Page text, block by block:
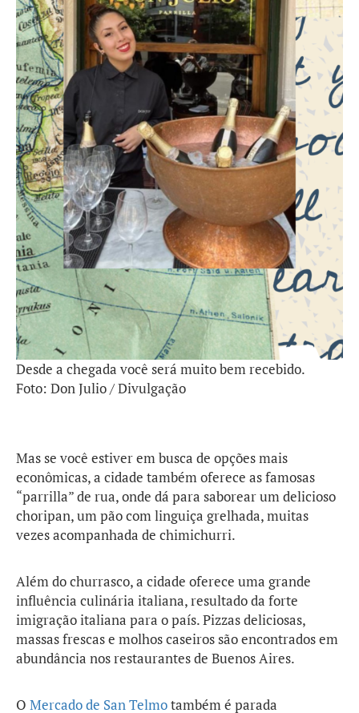
Desde a chegada você será muito bem recebido.
Foto: Don Julio / Divulgação
Mas se você estiver em busca de opções mais
econômicas, a cidade também oferece as famosas
“parrilla” de rua, onde dá para saborear um delicioso
choripan, um pão com linguiça grelhada, muitas
vezes acompanhada de chimichurri.
Além do churrasco, a cidade oferece uma grande
influência culinária italiana, resultado da forte
imigração italiana para o país. Pizzas deliciosas,
massas frescas e molhos caseiros são encontrados em
abundância nos restaurantes de Buenos Aires.
O Mercado de San Telmotambém é parada